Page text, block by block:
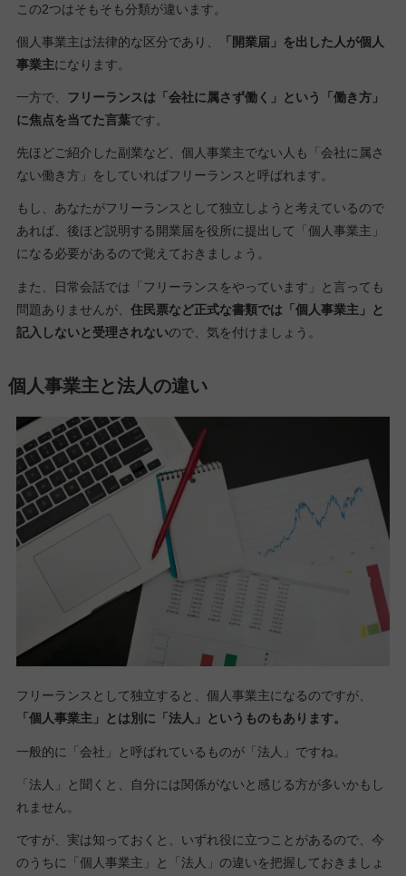
この2つはそもそも分類が違います。
個人事業主は法律的な区分であり、
「開業届」を出した人が個人
事業主になります。
一方で、 フリーランスは「会社に属さず働く」という「働き方」
に焦点を当てた言葉です。
先ほどご紹介した副業など、個人事業主でない人も「会社に属さ
ない働き方」をしていればフリーランスと呼ばれます。
もし、あなたがフリーランスとして独立しようと考えているので
あれば、後ほど説明する開業届を役所に提出して「個人事業主」
になる必要があるので覚えておきましょう。
また、日常会話では「フリーランスをやっています」と言っても
問題ありませんが、 住民票など正式な書類では「個人事業主」と
記入しないと受理されないので、気を付けましょう。
個人事業主と法人の違い
フリーランスとして独立すると、個人事業主になるのですが、
「個人事業主」とは別に「法人」というものもあります。
一般的に「会社」と呼ばれているものが「法人」ですね。
「法人」と聞くと、自分には関係がないと感じる方が多いかもし
れません。
ですが、実は知っておくと、いずれ役に立つことがあるので、今
のうちに「個人事業主」と「法人」の違いを把握しておきましょ